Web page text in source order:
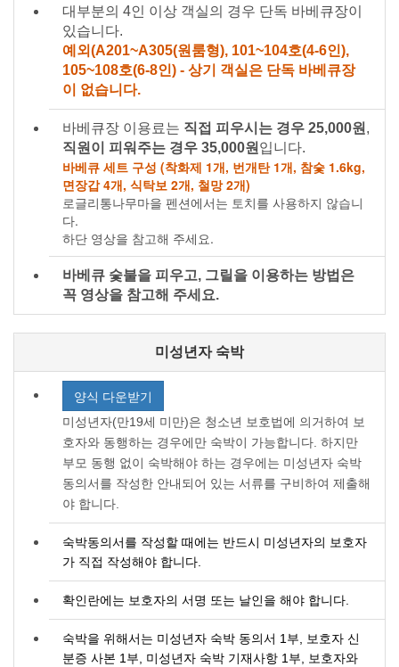
대부분의 4인 이상 객실의 경우 단독 바베큐장이
있습니다.
예외(A201~A305(원룸형), 101~104호(4-6인),
105~108호(6-8인) - 상기 객실은 단독 바베큐장
이 없습니다.
바베큐장 이용료는 직접 피우시는 경우 25,000원 ,
직원이 피워주는 경우 35,000원 입니다.
바베큐 세트 구성 (착화제 1개, 번개탄 1개, 참숯 1.6kg,
면장갑 4개, 식탁보 2개, 철망 2개)
로글리통나무마을 펜션에서는 토치를 사용하지 않습니
다.
하단 영상을 참고해 주세요.
바베큐 숯불을 피우고, 그릴을 이용하는 방법은
꼭 영상을 참고해 주세요.
미성년자 숙박
양식 다운받기
미성년자(만19세 미만)은 청소년 보호법에 의거하여 보
호자와 동행하는 경우에만 숙박이 가능합니다. 하지만
부모 동행 없이 숙박해야 하는 경우에는 미성년자 숙박
동의서를 작성한 안내되어 있는 서류를 구비하여 제출해
야 합니다.
숙박동의서를 작성할 때에는 반드시 미성년자의 보호자
가 직접 작성해야 합니다.
확인란에는 보호자의 서명 또는 날인을 해야 합니다.
숙박을 위해서는 미성년자 숙박 동의서 1부, 보호자 신
분증 사본 1부, 미성년자 숙박 기재사항 1부, 보호자와